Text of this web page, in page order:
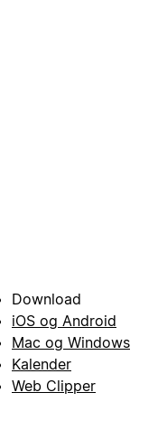
Download
iOS og Android
Mac og Windows
Kalender
Web Clipper